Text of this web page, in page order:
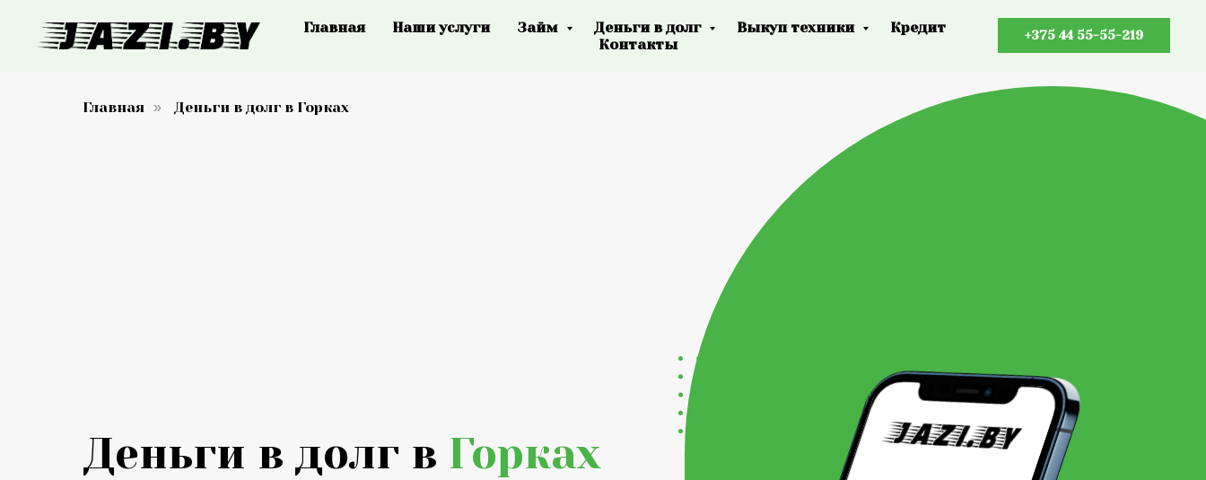
Главная Наши услуги Займ Деньги в долг Выкуп техники
Кредит
Контакты
+375 44 55-55-219
Главная » Деньги в долг в Горках
Деньги в долг в Горках